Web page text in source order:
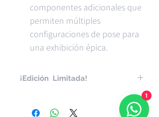
componentes adicionales que
permiten múltiples
configuraciones de pose para
una exhibición épica.
¡Edición Limitada!
1